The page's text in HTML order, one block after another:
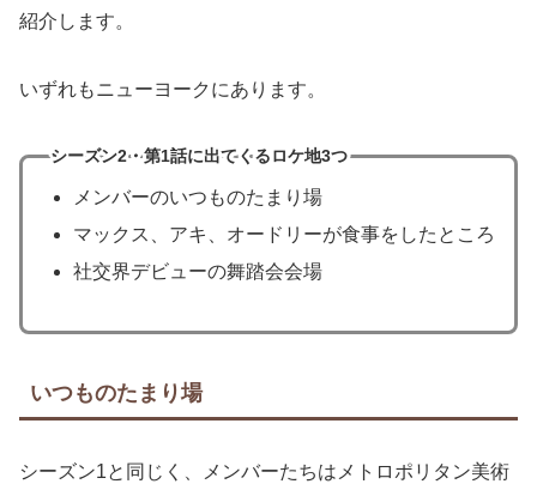
紹介します。
いずれもニューヨークにあります。
シーズン2・第1話に出てくるロケ地3つ
メンバーのいつものたまり場
マックス、アキ、オードリーが食事をしたところ
社交界デビューの舞踏会会場
いつものたまり場
シーズン1と同じく、メンバーたちはメトロポリタン美術